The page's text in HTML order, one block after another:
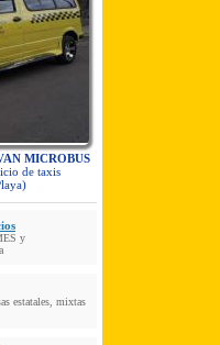
MICROBUS
de taxis
y
estatales, mixtas